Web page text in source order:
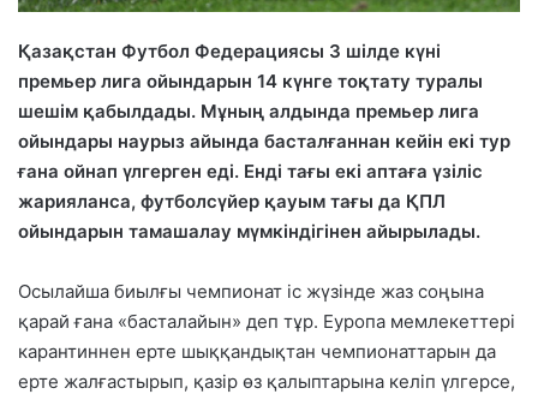
Қазақстан Футбол Федерациясы 3 шілде күні
премьер лига ойындарын 14 күнге тоқтату туралы
шешім қабылдады. Мұның алдында премьер лига
ойындары наурыз айында басталғаннан кейін екі тур
ғана ойнап үлгерген еді. Енді тағы екі аптаға үзіліс
жарияланса, футболсүйер қауым тағы да ҚПЛ
ойындарын тамашалау мүмкіндігінен айырылады.
Осылайша биылғы чемпионат іс жүзінде жаз соңына
қарай ғана «басталайын» деп тұр. Еуропа мемлекеттері
карантиннен ерте шыққандықтан чемпионаттарын да
ерте жалғастырып, қазір өз қалыптарына келіп үлгерсе,